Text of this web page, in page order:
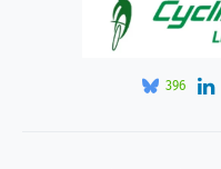
396